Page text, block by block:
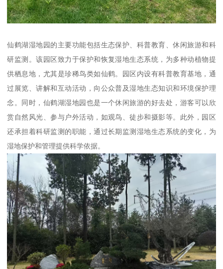
仙鹤湖湿地园的主要功能包括生态保护、科普教育、休闲旅游和科
研监测。该园区致力于保护和恢复湿地生态系统，为多种动植物提
供栖息地，尤其是珍稀鸟类如仙鹤。园区内设有科普教育基地，通
过展览、讲解和互动活动，向公众普及湿地生态知识和环境保护理
念。同时，仙鹤湖湿地园也是一个休闲旅游的好去处，游客可以欣
赏自然风光、参与户外活动，如观鸟、徒步和摄影等。此外，园区
还承担着科研监测的职能，通过长期监测湿地生态系统的变化，为
湿地保护和管理提供科学依据。